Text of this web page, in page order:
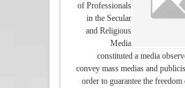
of Professionals
in the Secular
and Religious
Media
constituted a media
convey mass medias and
order to guarantee the freedom